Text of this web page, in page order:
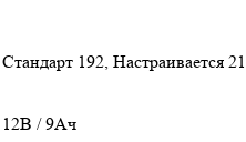
Стандарт 192, Настраивается
12В / 9Ач